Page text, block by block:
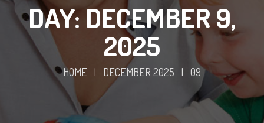
DAY: DECEMBER 9,
2025
HOME | DECEMBER 2025 | 09